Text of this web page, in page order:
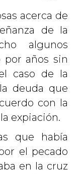
acerca de
de la
algunos
por años sin
caso de la
deuda que
con la
expiación.
que había
el pecado
en la cruz